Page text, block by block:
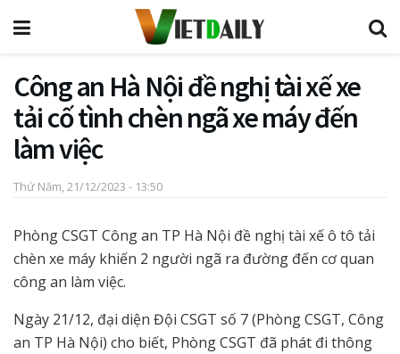
Công an Hà Nội đề nghị tài xế xe
tải cố tình chèn ngã xe máy đến
làm việc
Thứ Năm, 21/12/2023 - 13:50
Phòng CSGT Công an TP Hà Nội đề nghị tài xế ô tô tải
chèn xe máy khiến 2 người ngã ra đường đến cơ quan
công an làm việc.
Ngày 21/12, đại diện Đội CSGT số 7 (Phòng CSGT, Công
an TP Hà Nội) cho biết, Phòng CSGT đã phát đi thông